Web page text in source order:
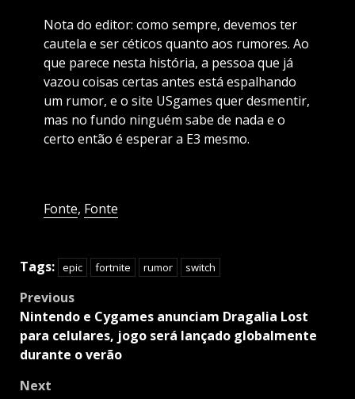
Nota do editor: como sempre, devemos ter
cautela e ser céticos quanto aos rumores. Ao
que parece nesta história, a pessoa que já
vazou coisas certas antes está espalhando
um rumor, e o site USgames quer desmentir,
mas no fundo ninguém sabe de nada e o
certo então é esperar a E3 mesmo.
Fonte, Fonte
Tags: epic fortnite rumor switch
Post
navigation
Previous
Nintendo e Cygames anunciam Dragalia Lost
para celulares, jogo será lançado globalmente
durante o verão
Next